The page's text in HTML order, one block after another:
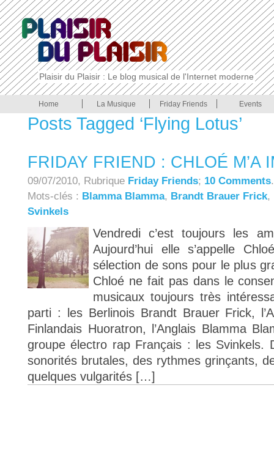
Plaisir du Plaisir : Le blog musical de l'Internet moderne
Home La Musique Friday Friends Events
Posts Tagged ‘Flying Lotus’
FRIDAY FRIEND : CHLOÉ M’A
09/07/2010, Rubrique Friday Friends; 10 Comments.
Mots-clés : Blamma Blamma, Brandt Brauer Frick,
Svinkels
Vendredi c’est toujours les
Aujourd’hui elle s’appelle
sélection de sons pour le plus
Chloé ne fait pas dans le
musicaux toujours très
parti : les Berlinois Brandt Brauer Frick,
Finlandais Huoratron, l’Anglais Blamma
groupe électro rap Français : les Svinkels.
sonorités brutales, des rythmes grinçants,
quelques vulgarités […]